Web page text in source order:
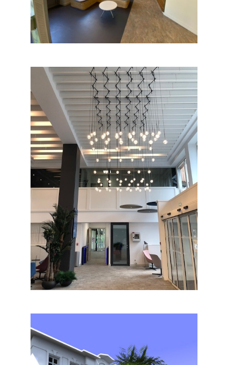
AGENCES BANCAIRES
Locaux professionnels
SIÈGE DE DRAGUIGNAN –
CREDIT AGRICOLE
Locaux professionnels